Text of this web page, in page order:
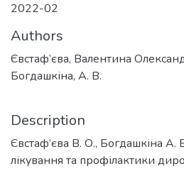
2022-02
Authors
Євстаф’єва, Валентина
Богдашкіна, А. В.
Description
Євстаф’єва В. О., Богдашкіна А.
лікування та профілактики